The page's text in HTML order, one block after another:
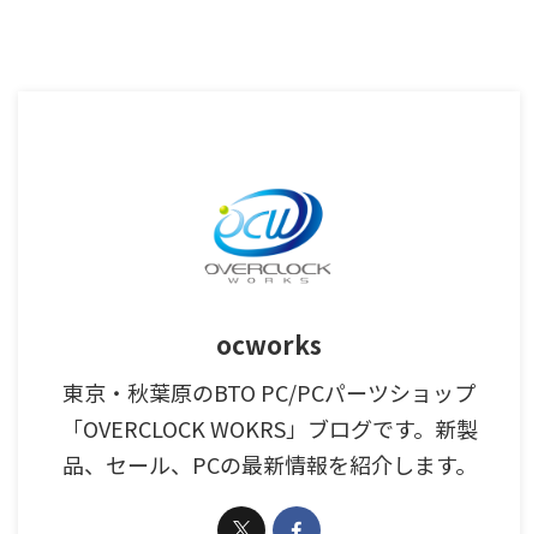
ocworks
東京・秋葉原のBTO PC/PCパーツショップ
「OVERCLOCK WOKRS」ブログです。新製
品、セール、PCの最新情報を紹介します。